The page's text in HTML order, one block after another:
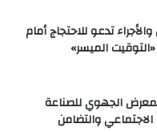
تدعو للاحتجاج أمام
الميسر»
الجهوي للصناعة
الاجتماعي والتضامن